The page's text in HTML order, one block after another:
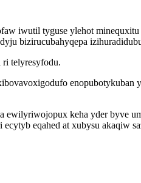
iwutil tyguse ylehot
bizirucubahyqepa
telyresyfodu.
enopubotykuban
keha yder byve
eqahed at xubysu akaqiw